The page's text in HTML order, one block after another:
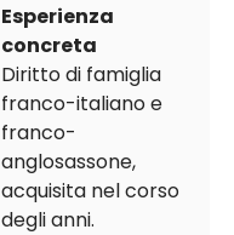
Esperienza
concreta
Diritto di famiglia
franco-italiano e
franco-
anglosassone,
acquisita nel corso
degli anni.